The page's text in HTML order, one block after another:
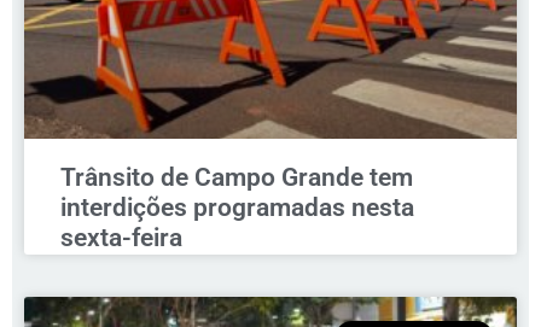
Trânsito de Campo Grande tem
interdições programadas nesta
sexta-feira